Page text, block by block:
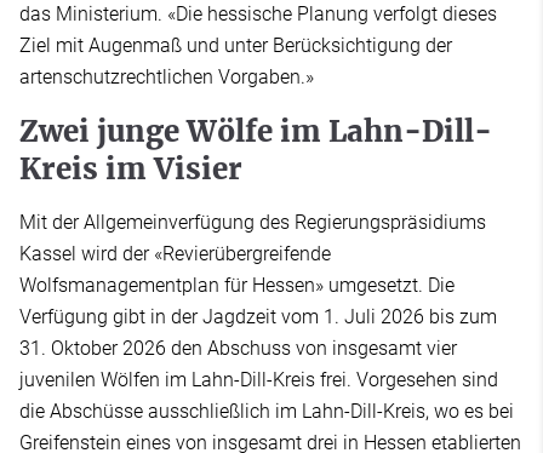
das Ministerium. «Die hessische Planung verfolgt dieses
Ziel mit Augenmaß und unter Berücksichtigung der
artenschutzrechtlichen Vorgaben.»
Zwei junge Wölfe im Lahn-Dill-
Kreis im Visier
Mit der Allgemeinverfügung des Regierungspräsidiums
Kassel wird der «Revierübergreifende
Wolfsmanagementplan für Hessen» umgesetzt. Die
Verfügung gibt in der Jagdzeit vom 1. Juli 2026 bis zum
31. Oktober 2026 den Abschuss von insgesamt vier
juvenilen Wölfen im Lahn-Dill-Kreis frei. Vorgesehen sind
die Abschüsse ausschließlich im Lahn-Dill-Kreis, wo es bei
Greifenstein eines von insgesamt drei in Hessen etablierten